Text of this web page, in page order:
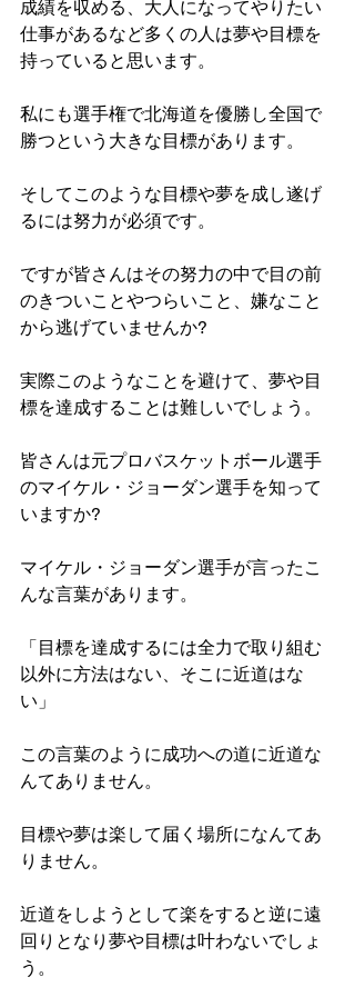
成績を収める、大人になってやりたい
仕事があるなど多くの人は夢や目標を
持っていると思います。
私にも選手権で北海道を優勝し全国で
勝つという大きな目標があります。
そしてこのような目標や夢を成し遂げ
るには努力が必須です。
ですが皆さんはその努力の中で目の前
のきついことやつらいこと、嫌なこと
から逃げていませんか?
実際このようなことを避けて、夢や目
標を達成することは難しいでしょう。
皆さんは元プロバスケットボール選手
のマイケル・ジョーダン選手を知って
いますか?
マイケル・ジョーダン選手が言ったこ
んな言葉があります。
「目標を達成するには全力で取り組む
以外に方法はない、そこに近道はな
い」
この言葉のように成功への道に近道な
んてありません。
目標や夢は楽して届く場所になんてあ
りません。
近道をしようとして楽をすると逆に遠
回りとなり夢や目標は叶わないでしょ
う。